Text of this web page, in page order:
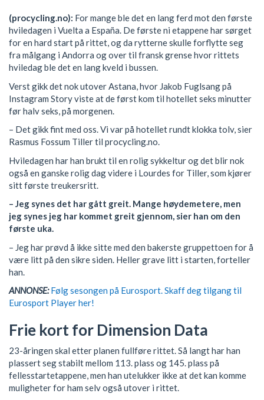
(procycling.no): For mange ble det en lang ferd mot den første
hviledagen i Vuelta a España. De første ni etappene har sørget
for en hard start på rittet, og da rytterne skulle forflytte seg
fra målgang i Andorra og over til fransk grense hvor rittets
hviledag ble det en lang kveld i bussen.
Verst gikk det nok utover Astana, hvor Jakob Fuglsang på
Instagram Story viste at de først kom til hotellet seks minutter
før halv seks, på morgenen.
– Det gikk fint med oss. Vi var på hotellet rundt klokka tolv, sier
Rasmus Fossum Tiller til procycling.no.
Hviledagen har han brukt til en rolig sykkeltur og det blir nok
også en ganske rolig dag videre i Lourdes for Tiller, som kjører
sitt første treukersritt.
– Jeg synes det har gått greit. Mange høydemetere, men
jeg synes jeg har kommet greit gjennom, sier han om den
første uka.
– Jeg har prøvd å ikke sitte med den bakerste gruppettoen for å
være litt på den sikre siden. Heller grave litt i starten, forteller
han.
ANNONSE: Følg sesongen på Eurosport. Skaff deg tilgang til
Eurosport Player her!
Frie kort for Dimension Data
23-åringen skal etter planen fullføre rittet. Så langt har han
plassert seg stabilt mellom 113. plass og 145. plass på
fellesstartetappene, men han utelukker ikke at det kan komme
muligheter for ham selv også utover i rittet.